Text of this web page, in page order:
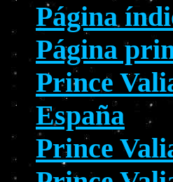
Página
Página
Prince
España
Prince